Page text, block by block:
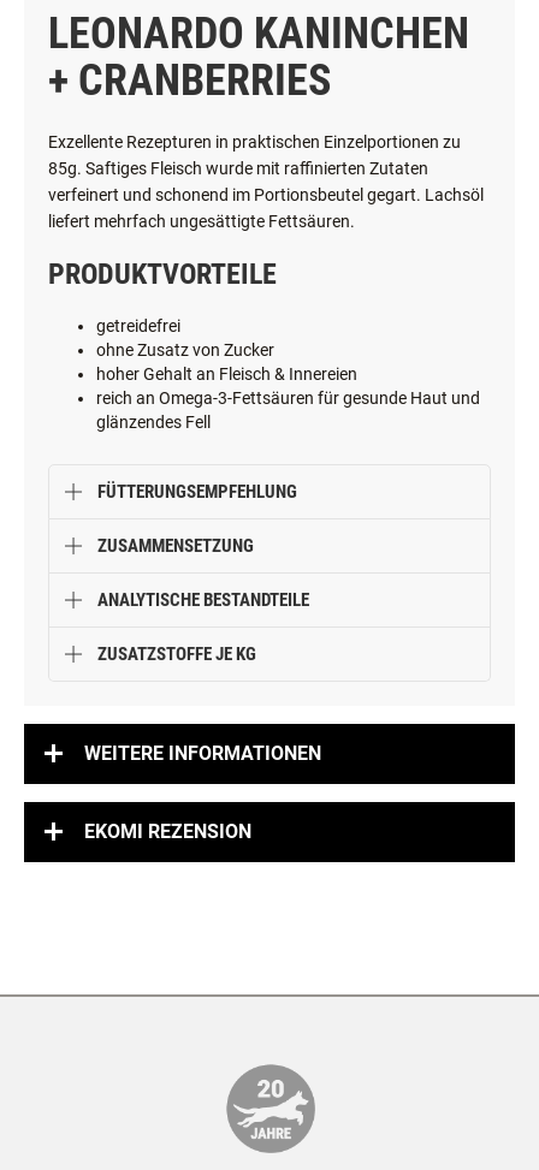
LEONARDO KANINCHEN
+ CRANBERRIES
Exzellente Rezepturen in praktischen Einzelportionen zu
85g. Saftiges Fleisch wurde mit raffinierten Zutaten
verfeinert und schonend im Portionsbeutel gegart. Lachsöl
liefert mehrfach ungesättigte Fettsäuren.
PRODUKTVORTEILE
getreidefrei
ohne Zusatz von Zucker
hoher Gehalt an Fleisch & Innereien
reich an Omega-3-Fettsäuren für gesunde Haut und
glänzendes Fell
FÜTTERUNGSEMPFEHLUNG
ZUSAMMENSETZUNG
ANALYTISCHE BESTANDTEILE
ZUSATZSTOFFE JE KG
WEITERE INFORMATIONEN
EKOMI REZENSION